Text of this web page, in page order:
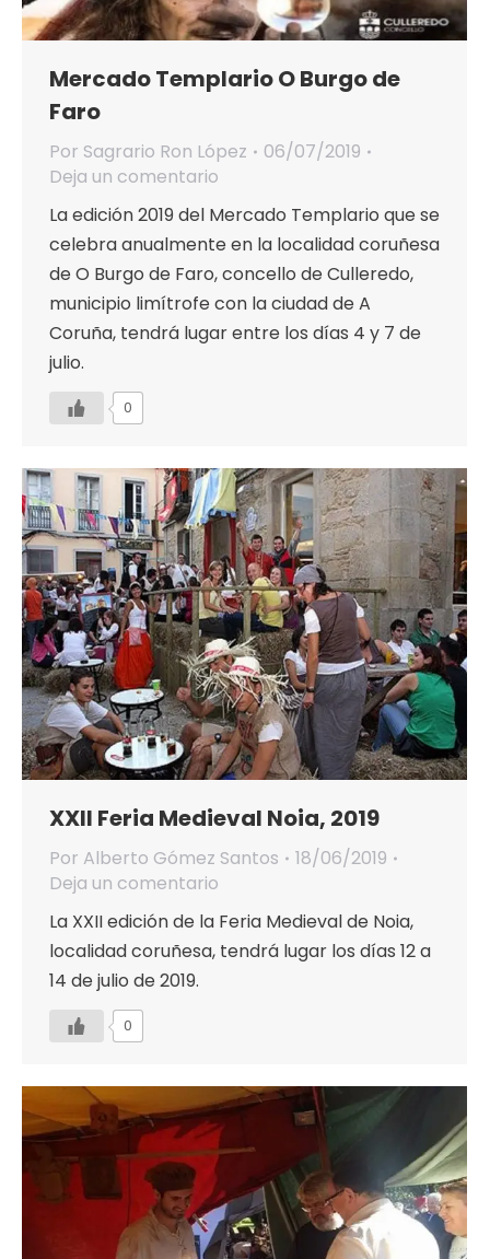
Mercado Templario O Burgo de
Faro
Por Sagrario Ron López
06/07/2019
Deja un comentario
La edición 2019 del Mercado Templario que se
celebra anualmente en la localidad coruñesa
de O Burgo de Faro, concello de Culleredo,
municipio limítrofe con la ciudad de A
Coruña, tendrá lugar entre los días 4 y 7 de
julio.
0
XXII Feria Medieval Noia, 2019
Por Alberto Gómez Santos
18/06/2019
Deja un comentario
La XXII edición de la Feria Medieval de Noia,
localidad coruñesa, tendrá lugar los días 12 a
14 de julio de 2019.
0